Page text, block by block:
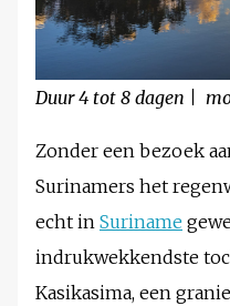
Duur 4 tot 8 dagen |
Zonder een bezoek
Surinamers het
echt in Suriname
indrukwekkendste
Kasikasima, een